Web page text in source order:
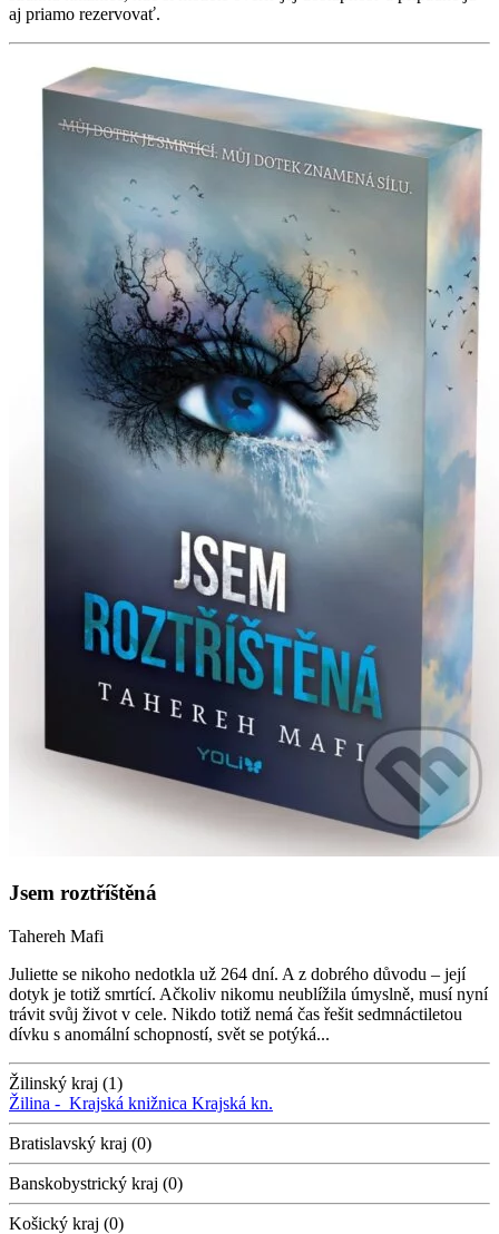
aj priamo rezervovať.
Jsem roztříštěná
Tahereh Mafi
Juliette se nikoho nedotkla už 264 dní. A z dobrého důvodu – její
dotyk je totiž smrtící. Ačkoliv nikomu neublížila úmyslně, musí nyní
trávit svůj život v cele. Nikdo totiž nemá čas řešit sedmnáctiletou
dívku s anomální schopností, svět se potýká...
Žilinský kraj (1)
Žilina - Krajská knižnica Krajská kn.
Bratislavský kraj (0)
Banskobystrický kraj (0)
Košický kraj (0)